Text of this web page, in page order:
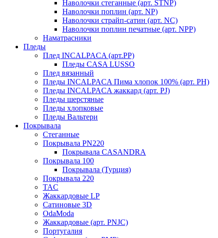
Наволочки стеганные (арт. STNP)
Наволочки поплин (арт. NP)
Наволочки страйп-сатин (арт. NC)
Наволочки поплин печатные (арт. NPP)
Наматрасники
Пледы
Плед INCALPACA (арт.PP)
Пледы CASA LUSSO
Плед вязанный
Пледы INCALPACA Пима хлопок 100% (арт. PH)
Пледы INCALPACA жаккард (арт. PJ)
Пледы шерстяные
Пледы хлопковые
Пледы Вальтери
Покрывала
Стеганные
Покрывала PN220
Покрывала CASANDRA
Покрывала 100
Покрывала (Турция)
Покрывала 220
TAC
Жаккардовые LP
Сатиновые 3D
OdaModa
Жаккардовые (арт. PNJC)
Португалия